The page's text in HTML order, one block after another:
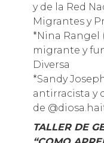
y de la Red
Migrantes y
*Nina Rangel
migrante y
Diversa
*Sandy
antirracista y
de
TALLER DE